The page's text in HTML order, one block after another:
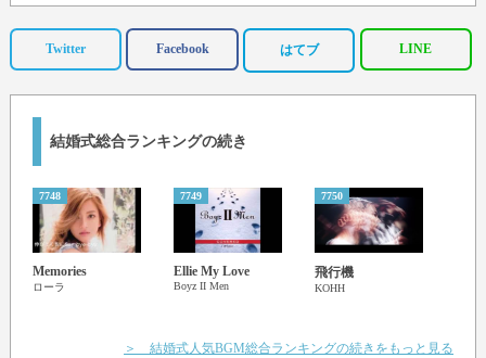
Twitter Facebook はてブ LINE
結婚式総合ランキングの続き
7748
Memories
ローラ
7749
Ellie My Love
Boyz II Men
7750
飛行機
KOHH
＞ 結婚式人気BGM総合ランキングの続きをもっと見る